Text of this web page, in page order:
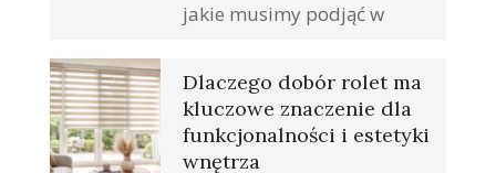
jakie musimy podjąć w
Dlaczego dobór rolet ma
kluczowe znaczenie dla
funkcjonalności i estetyki
wnętrza